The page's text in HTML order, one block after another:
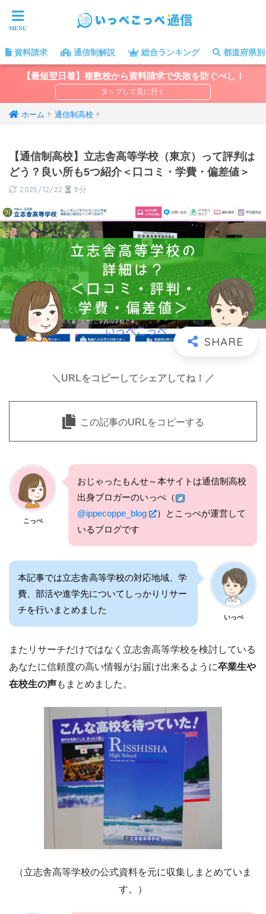
資料請求 通信制解説 総合ランキング 都道府県
【最短翌日着】複数校から資料請求で失敗を防ぐべし！
ホーム 通信制高校
【通信制高校】立志舎高等学校（東京）って評判は
どう？良い所も5つ紹介＜口コミ・学費・偏差値＞
2025/12/22 9分
＼URLをコピーしてシェアしてね！／
この記事のURLをコピーする
こっぺ
おじゃったもんせ～本サイトは通信制高校
出身ブロガーのいっぺ（
@ippecoppe_blog
）とこっぺが運営して
いるブログです
本記事では立志舎高等学校の対応地域、学
費、部活や進学先についてしっかりリサー
チを行いまとめました
いっぺ
またリサーチだけではなく立志舎高等学校を検討している
あなたに信頼度の高い情報がお届け出来るように卒業生や
在校生の声もまとめました。
（立志舎高等学校の公式資料を元に収集しまとめていま
す。）